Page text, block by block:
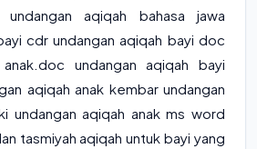
undangan aqiqah bahasa jawa
cdr undangan aqiqah bayi doc
undangan aqiqah bayi
aqiqah anak kembar undangan
undangan aqiqah anak ms word
tasmiyah aqiqah untuk bayi yang